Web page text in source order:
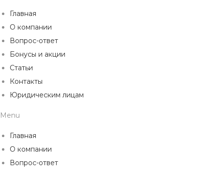
Главная
О компании
Вопрос-ответ
Бонусы и акции
Статьи
Контакты
Юридическим лицам
Menu
Главная
О компании
Вопрос-ответ